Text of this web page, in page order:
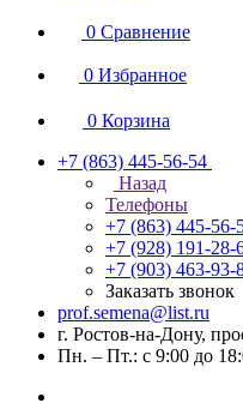
0 Сравнение
0 Избранное
0 Корзина
+7 (863) 445-56-54
Назад
Телефоны
+7 (863) 445-56-
+7 (928) 191-28-
+7 (903) 463-93-
Заказать звонок
prof.semena@list.ru
г. Ростов-на-Дону,
Пн. – Пт.: с 9:00 до